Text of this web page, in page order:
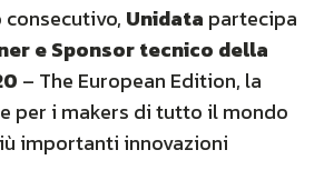
consecutivo, Unidata partecipa
e Sponsor tecnico della
– The European Edition, la
per i makers di tutto il mondo
importanti innovazioni